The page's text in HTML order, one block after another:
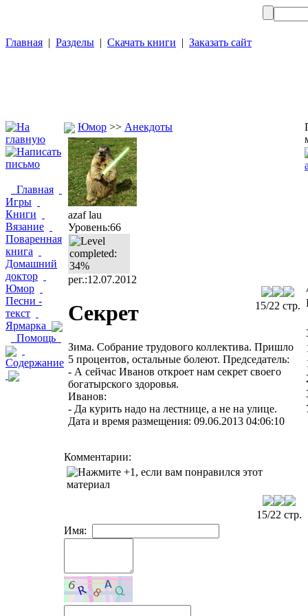
Главная | Разделы | Скачать книги | Заказать сайт
Главная
Игры
Книги
Вязание
Поваренная
книга
Домашний
доктор
Юмор
Песни -
текст
Ярмарка
Помощь
Содержание
Юмор >> Анекдоты
azaf lau
Уровень:66
рег.:12.07.2012
15/22 стр.
Секрет
Зима. Собрание трудового коллектива. Пришло
5 процентов, остальные болеют. Председатель:
- А сейчас Иванов откроет нам секрет своего
богатырского здоровья.
Иванов:
- Да курить надо на лестнице, а не на улице.
Дата и время размещения: 09.06.2013 04:06:10
Комментарии:
15/22 стр.
Имя: